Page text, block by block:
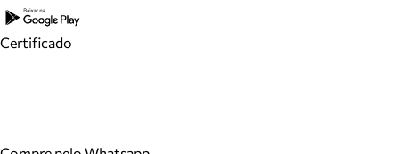
Certificado